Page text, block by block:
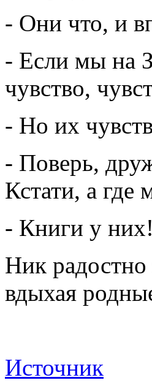
- Они что, и
- Если мы на
чувство,
- Но их
- Поверь,
Кстати, а где
- Книги у них!
Ник радостно
вдыхая
Источник